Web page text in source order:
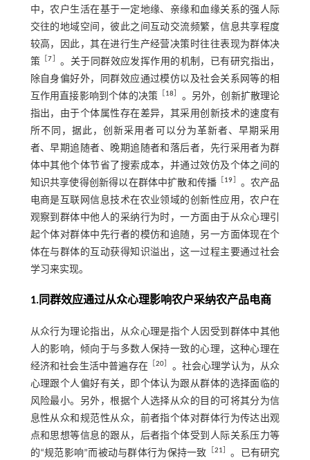
中，农户生活在基于一定地缘、亲缘和血缘关系的强人际
交往的地域空间，彼此之间互动交流频繁，信息共享程度
较高，因此，其在进行生产经营决策时往往表现为群体决
策 ［7
。关于同群效应发挥作用的机制，已有研究指出，
除自身偏好外，同群效应通过模仿以及社会关系网等的相
互作用直接影响到个体的决策
18
。另外，创新扩散理论
指出，由于个体属性存在差异，其采用创新技术的速度有
所不同，据此，创新采用者可以分为革新者、早期采用
者、早期追随者、晚期追随者和落后者，先行采用者为群
体中其他个体节省了搜索成本，并通过效仿及个体之间的
知识共享使得创新得以在群体中扩散和传播
19
。农产品
电商是互联网信息技术在农业领域的创新性应用，农户在
观察到群体中他人的采纳行为时，一方面由于从众心理引
起个体对群体中先行者的模仿和追随，另一方面体现在个
体在与群体的互动获得知识溢出，这一过程主要通过社会
学习来实现。
1.同群效应通过从众心理影响农户采纳农产品电商
从众行为理论指出，从众心理是指个人因受到群体中其他
人的影响，倾向于与多数人保持一致的心理，这种心理在
经济和社会生活中普遍存在［20
。社会心理学认为，从众
心理跟个人偏好有关，即个体认为跟从群体的选择面临的
风险最小。另外，根据个人选择从众的目的可将其分为信
息性从众和规范性从众，前者指个体对群体行为传达出观
点和思想等信息的跟从，后者指个体受到人际关系压力等
的“规范影响”而被动与群体行为保持一致
21
。已有研究